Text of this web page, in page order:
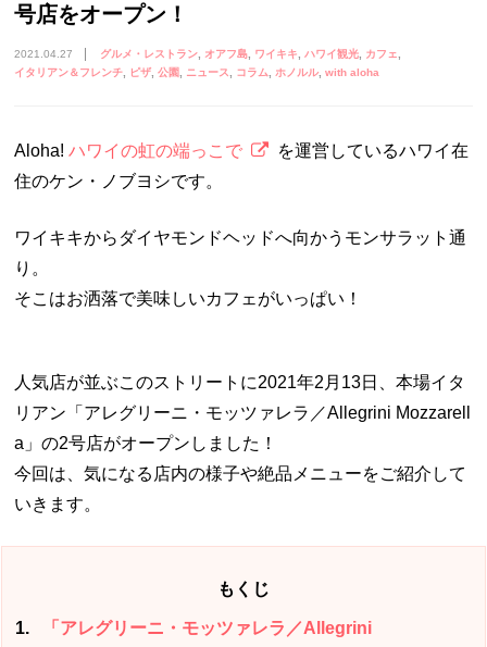
号店をオープン！
2021.04.27 グルメ・レストラン オアフ島 ワイキキ ハワイ観光
カフェ
イタリアン＆フレンチ
ピザ 公園 ニュース コラム ホノルル with aloha
Aloha!ハワイの虹の端っこで
を運営しているハワイ在
住のケン・ノブヨシです。
ワイキキからダイヤモンドヘッドへ向かうモンサラット通
り。
そこはお洒落で美味しいカフェがいっぱい！
人気店が並ぶこのストリートに2021年2月13日、本場イタ
リアン「アレグリーニ・モッツァレラ／Allegrini Mozzarell
a」の2号店がオープンしました！
今回は、気になる店内の様子や絶品メニューをご紹介して
いきます。
もくじ
1
「アレグリーニ・モッツァレラ／Allegrini